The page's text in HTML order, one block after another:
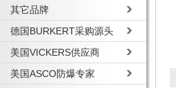
其它品牌
德国BURKERT采购源头
美国VICKERS供应商
美国ASCO防爆专家